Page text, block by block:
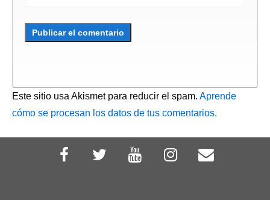
Este sitio usa Akismet para reducir el spam. Aprende
cómo se procesan los datos de tus comentarios.